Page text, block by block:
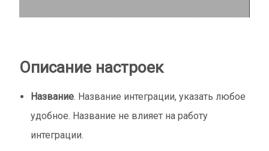
Описание настроек
Название. Название интеграции, указать любое
удобное. Название не влияет на работу
интеграции.